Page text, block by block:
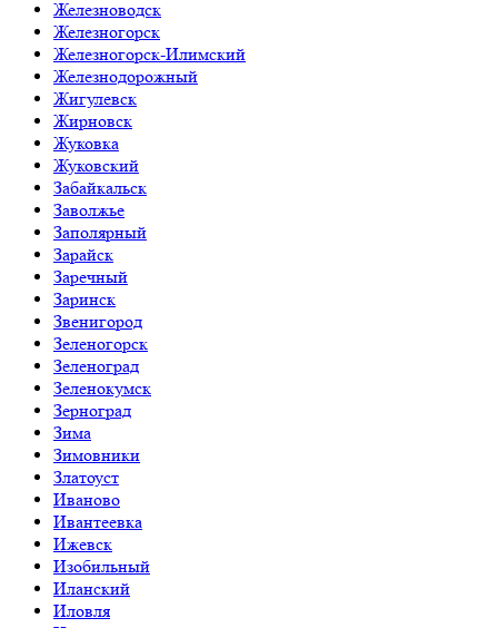
Железноводск
Железногорск
Железногорск-Илимский
Железнодорожный
Жигулевск
Жирновск
Жуковка
Жуковский
Забайкальск
Заволжье
Заполярный
Зарайск
Заречный
Заринск
Звенигород
Зеленогорск
Зеленоград
Зеленокумск
Зерноград
Зима
Зимовники
Златоуст
Иваново
Ивантеевка
Ижевск
Изобильный
Иланский
Иловля